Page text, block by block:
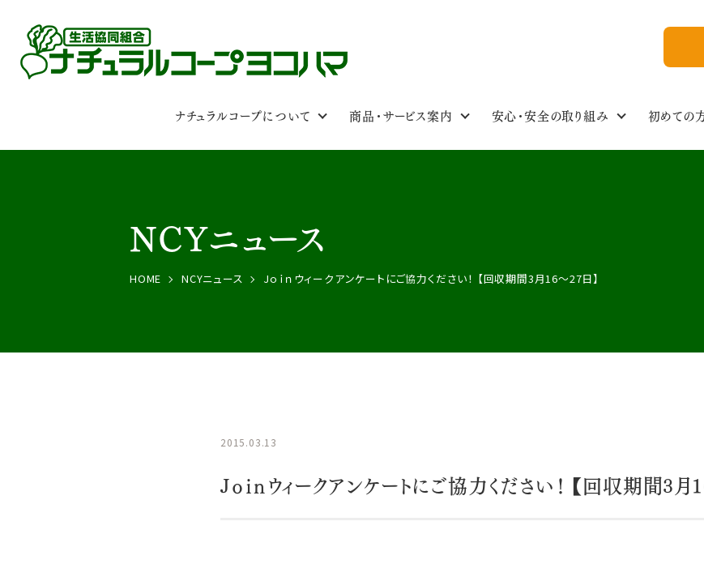
ナチュラルコープについて 商品・サービス案内 安心・安全の取り組み 初めての
NCYニュース
HOME NCYニュース Jｏｉｎウィークアンケートにご協力ください！ 【回収期間3月16〜27日】
2015.03.13
Jｏｉｎウィークアンケートにご協力ください！ 【回収期間3月